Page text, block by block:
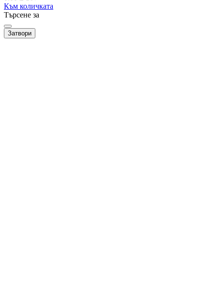
Към количката
Търсене за
Затвори